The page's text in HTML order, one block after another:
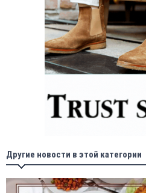
Другие новости в этой категории